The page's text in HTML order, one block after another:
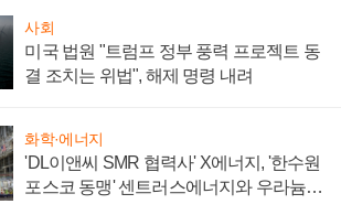
사회
미국 법원 "트럼프 정부 풍력 프로젝트 동
결 조치는 위법", 해제 명령 내려
화학·에너지
'DL이앤씨 SMR 협력사' X에너지, '한수원
포스코 동맹' 센트러스에너지와 우라늄